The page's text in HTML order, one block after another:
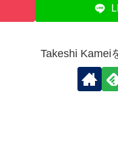
Takeshi Kamei